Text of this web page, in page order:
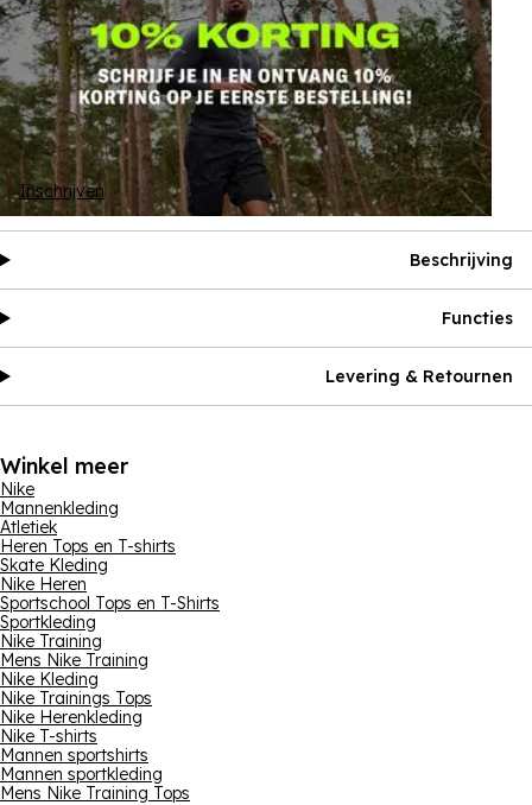
Inschrijven
Beschrijving
Functies
Levering & Retournen
Winkel meer
Nike
Mannenkleding
Atletiek
Heren Tops en T-shirts
Skate Kleding
Nike Heren
Sportschool Tops en T-Shirts
Sportkleding
Nike Training
Mens Nike Training
Nike Kleding
Nike Trainings Tops
Nike Herenkleding
Nike T-shirts
Mannen sportshirts
Mannen sportkleding
Mens Nike Training Tops